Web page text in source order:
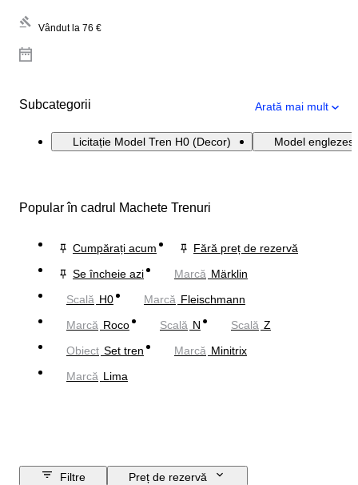
Vândut la 76 €
Subcategorii Arată mai mult
Licitație Model Tren H0 (Decor) Model
Popular în cadrul Machete Trenuri
Cumpărați acum
Fără preț de rezervă
Se încheie azi
Marcă Märklin
Scală H0 Marcă Fleischmann
Marcă Roco Scală N Scală Z
Obiect Set tren Marcă Minitrix
Marcă Lima
Filtre
Preț de rezervă